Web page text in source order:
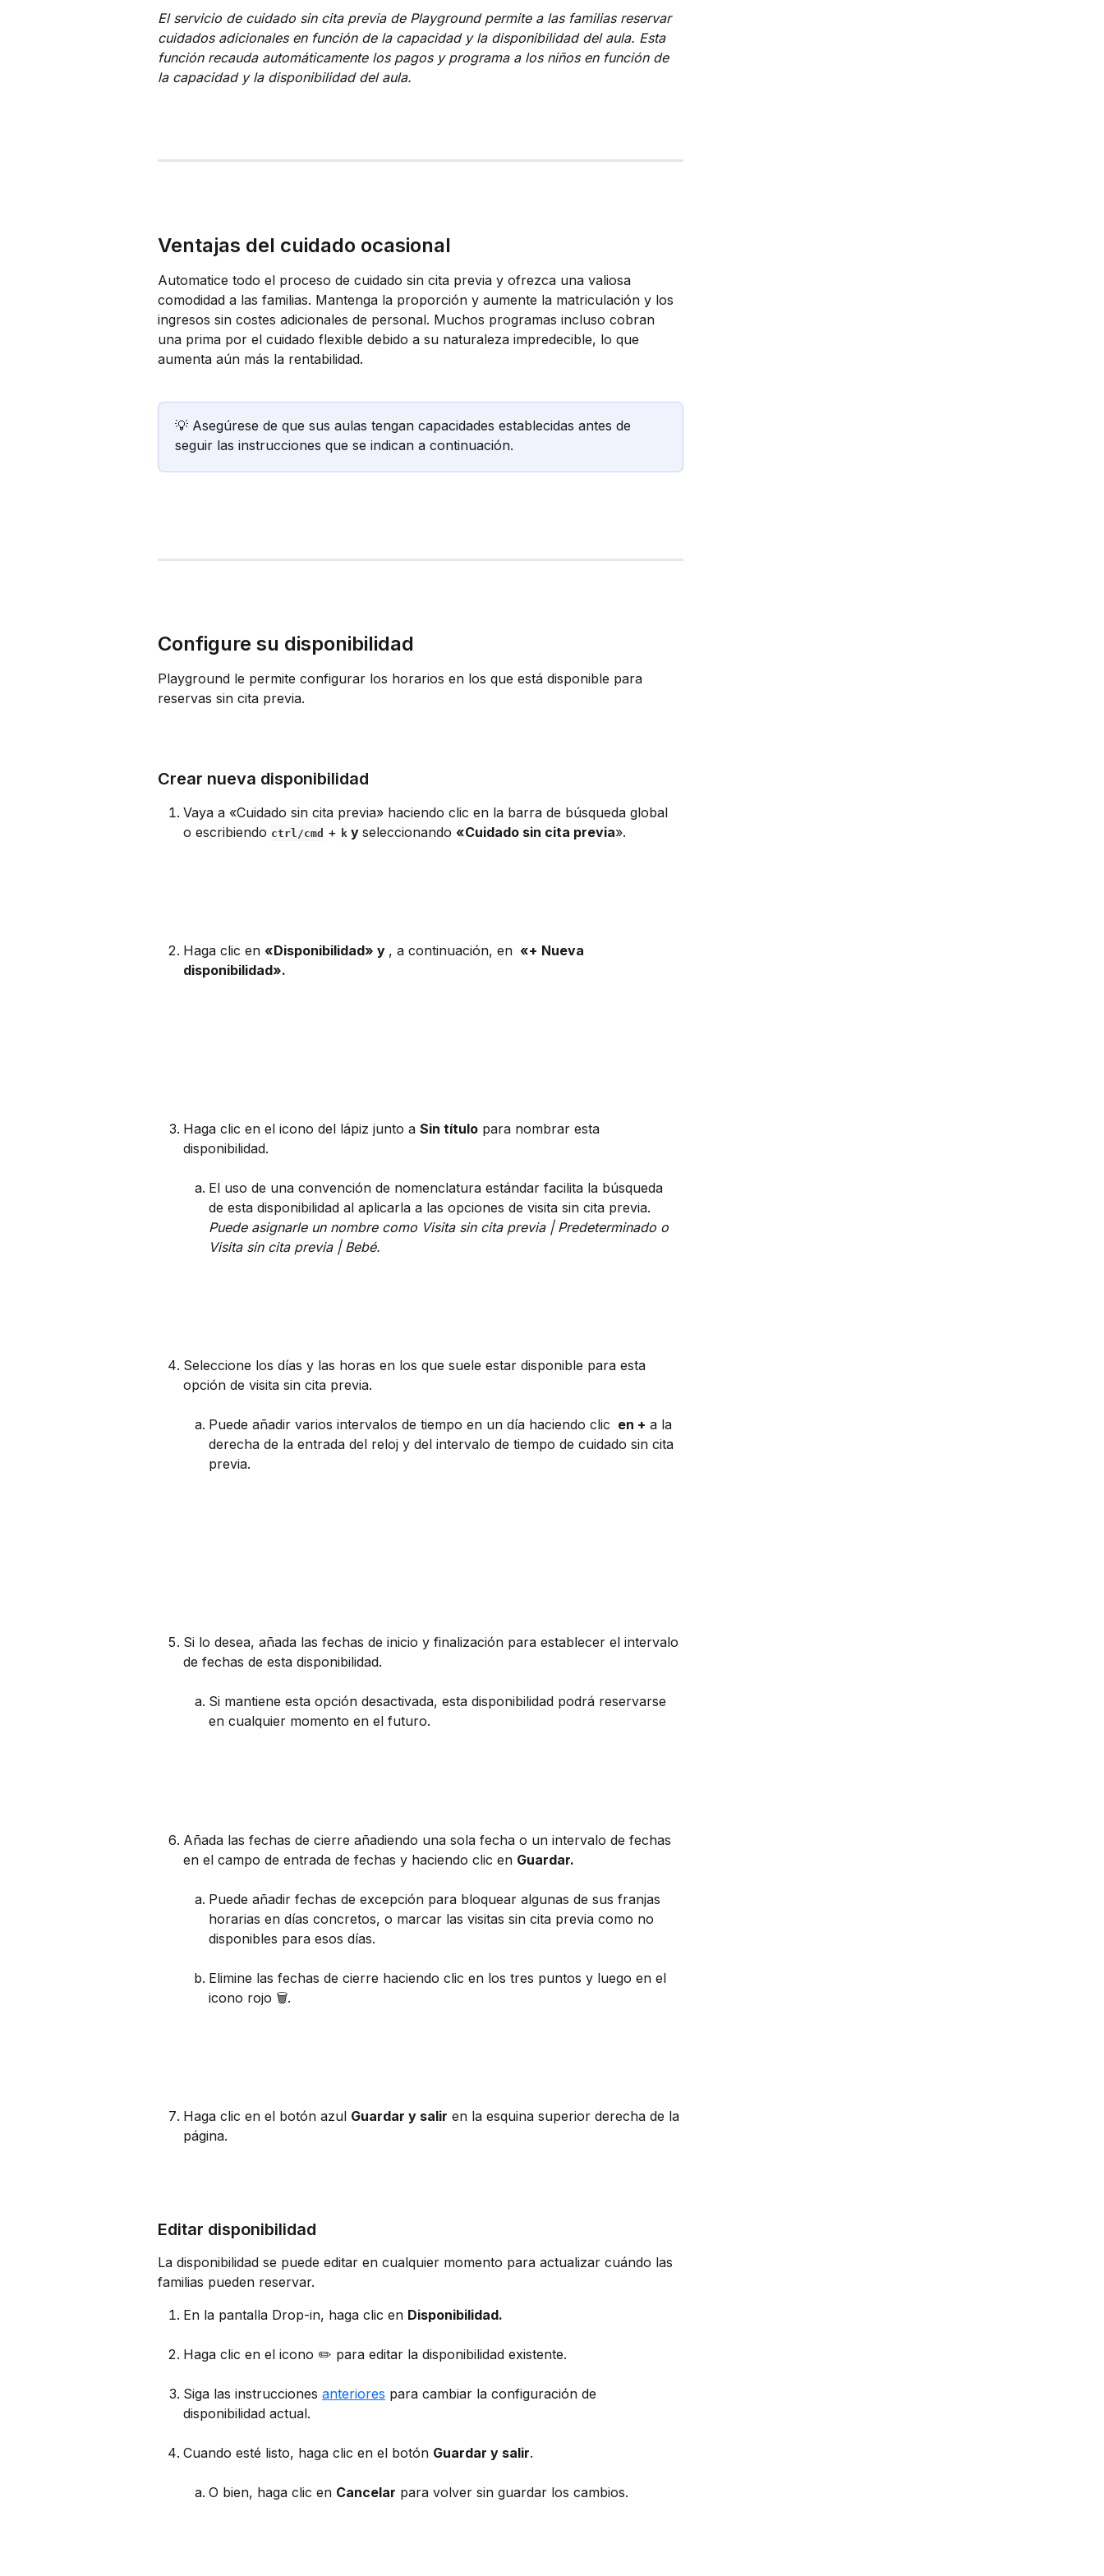
El servicio de cuidado sin cita previa de Playground permite a las familias reservar
cuidados adicionales en función de la capacidad y la disponibilidad del aula. Esta
función recauda automáticamente los pagos y programa a los niños en función de
la capacidad y la disponibilidad del aula.
Ventajas del cuidado ocasional
Automatice todo el proceso de cuidado sin cita previa y ofrezca una valiosa
comodidad a las familias. Mantenga la proporción y aumente la matriculación y los
ingresos sin costes adicionales de personal. Muchos programas incluso cobran
una prima por el cuidado flexible debido a su naturaleza impredecible, lo que
aumenta aún más la rentabilidad.
💡 Asegúrese de que sus aulas tengan capacidades establecidas antes de
seguir las instrucciones que se indican a continuación.
Configure su disponibilidad
Playground le permite configurar los horarios en los que está disponible para
reservas sin cita previa.
Crear nueva disponibilidad
Vaya a «Cuidado sin cita previa» haciendo clic en la barra de búsqueda global
o escribiendo ctrl/cmd + k y seleccionando «Cuidado sin cita previa».
Haga clic en «Disponibilidad» y , a continuación, en «+ Nueva
disponibilidad».
Haga clic en el icono del lápiz junto a Sin título para nombrar esta
disponibilidad.
El uso de una convención de nomenclatura estándar facilita la búsqueda
de esta disponibilidad al aplicarla a las opciones de visita sin cita previa.
Puede asignarle un nombre como Visita sin cita previa | Predeterminado o
Visita sin cita previa | Bebé.
Seleccione los días y las horas en los que suele estar disponible para esta
opción de visita sin cita previa.
Puede añadir varios intervalos de tiempo en un día haciendo clic en + a la
derecha de la entrada del reloj y del intervalo de tiempo de cuidado sin cita
previa.
Si lo desea, añada las fechas de inicio y finalización para establecer el intervalo
de fechas de esta disponibilidad.
Si mantiene esta opción desactivada, esta disponibilidad podrá reservarse
en cualquier momento en el futuro.
Añada las fechas de cierre añadiendo una sola fecha o un intervalo de fechas
en el campo de entrada de fechas y haciendo clic en Guardar.
Puede añadir fechas de excepción para bloquear algunas de sus franjas
horarias en días concretos, o marcar las visitas sin cita previa como no
disponibles para esos días.
Elimine las fechas de cierre haciendo clic en los tres puntos y luego en el
icono rojo 🗑️.
Haga clic en el botón azul Guardar y salir en la esquina superior derecha de la
página.
Editar disponibilidad
La disponibilidad se puede editar en cualquier momento para actualizar cuándo las
familias pueden reservar.
En la pantalla Drop-in, haga clic en Disponibilidad.
Haga clic en el icono ✏️ para editar la disponibilidad existente.
Siga las instrucciones anteriores para cambiar la configuración de
disponibilidad actual.
Cuando esté listo, haga clic en el botón Guardar y salir.
O bien, haga clic en Cancelar para volver sin guardar los cambios.